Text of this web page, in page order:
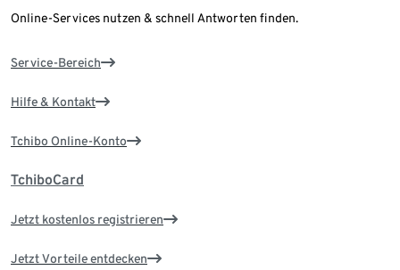
Online-Services nutzen & schnell Antworten finden.
Service-Bereich
Hilfe & Kontakt
Tchibo Online-Konto
TchiboCard
Jetzt kostenlos registrieren
Jetzt Vorteile entdecken